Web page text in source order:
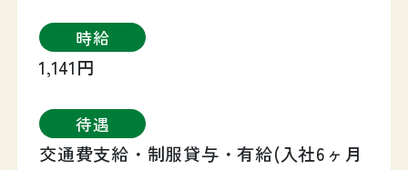
時給
1,141円
待遇
交通費支給・制服貸与・有給(入社6ヶ月